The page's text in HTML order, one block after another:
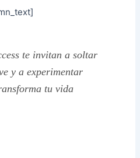
te invitan a soltar
y a experimentar
tu vida